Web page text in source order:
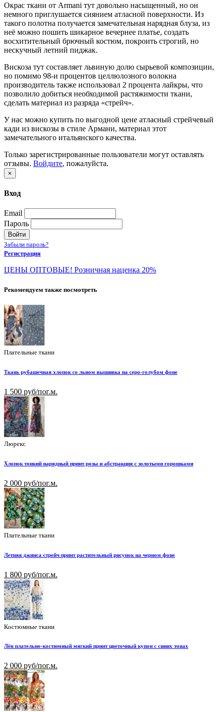
Окрас ткани от Armani тут довольно насыщенный, но он
немного приглушается сиянием атласной поверхности. Из
такого полотна получается замечательная нарядная блуза, из
неё можно пошить шикарное вечернее платье, создать
восхитительный брючный костюм, покроить строгий, но
нескучный летний пиджак.
Вискоза тут составляет львиную долю сырьевой композиции,
но помимо 98-и процентов целлюлозного волокна
производитель также использовал 2 процента лайкры, что
позволило добиться необходимой растяжимости ткани,
сделать материал из разряда «стрейч».
У нас можно купить по выгодной цене атласный стрейчевый
кади из вискозы в стиле Армани, материал этот
замечательного итальянского качества.
Только зарегистрированные пользователи могут оставлять
отзывы. Войдите, пожалуйста.
×
Вход
Email
Пароль
Войти
Забыли пароль?
Регистрация
ЦЕНЫ ОПТОВЫЕ! Розничная наценка 20%
Рекомендуем также посмотреть
Плательные ткани
Ткань рубашечная хлопок со льном вышивка на серо-голубом фоне
1 500 руб/пог.м.
Люрекс
Хлопок тонкий нарядный принт розы и абстракция с золотыми горошками
2 000 руб/пог.м.
Плательные ткани
Летняя джинса стрейч принт растительный рисунок на черном фоне
1 800 руб/пог.м.
Костюмные ткани
Лён плательно-костюмный мягкий принт цветочный купон с синих тонах
2 000 руб/пог.м.